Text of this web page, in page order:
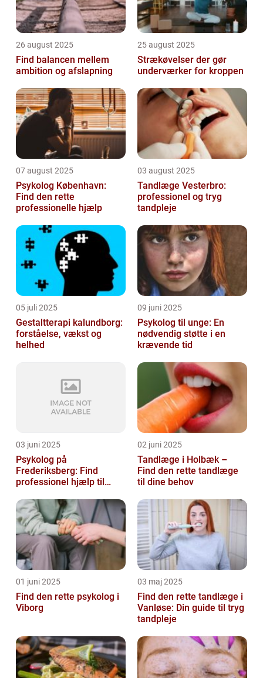
26 august 2025
Find balancen mellem
ambition og afslapning
25 august 2025
Strækøvelser der gør
underværker for kroppen
07 august 2025
Psykolog København:
Find den rette
professionelle hjælp
03 august 2025
Tandlæge Vesterbro:
professionel og tryg
tandpleje
05 juli 2025
Gestaltterapi kalundborg:
forståelse, vækst og
helhed
09 juni 2025
Psykolog til unge: En
nødvendig støtte i en
krævende tid
03 juni 2025
Psykolog på
Frederiksberg: Find
professionel hjælp til
02 juni 2025
Tandlæge i Holbæk –
Find den rette tandlæge
til dine behov
01 juni 2025
Find den rette psykolog i
Viborg
03 maj 2025
Find den rette tandlæge i
Vanløse: Din guide til tryg
tandpleje